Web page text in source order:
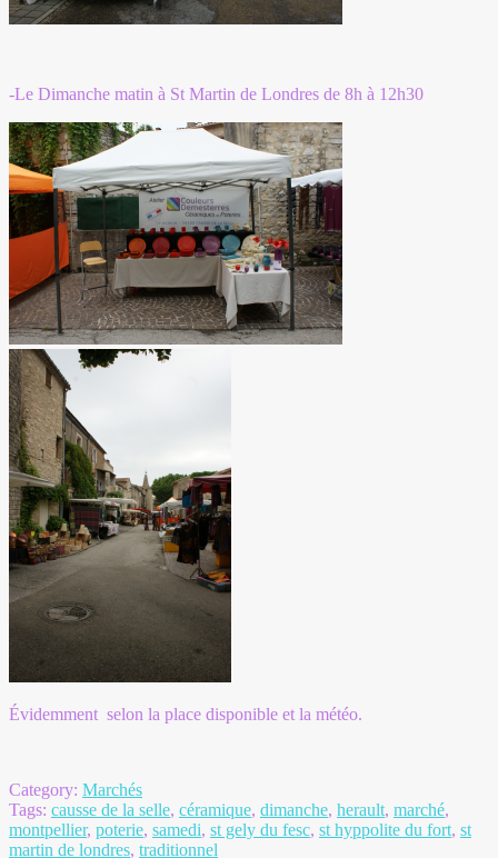
-Le Dimanche matin à St Martin de Londres de 8h à 12h30
Évidemment selon la place disponible et la météo.
Category: Marchés
Tags: causse de la selle, céramique, dimanche, herault, marché,
montpellier, poterie, samedi, st gely du fesc, st hyppolite du fort, st
martin de londres, traditionnel